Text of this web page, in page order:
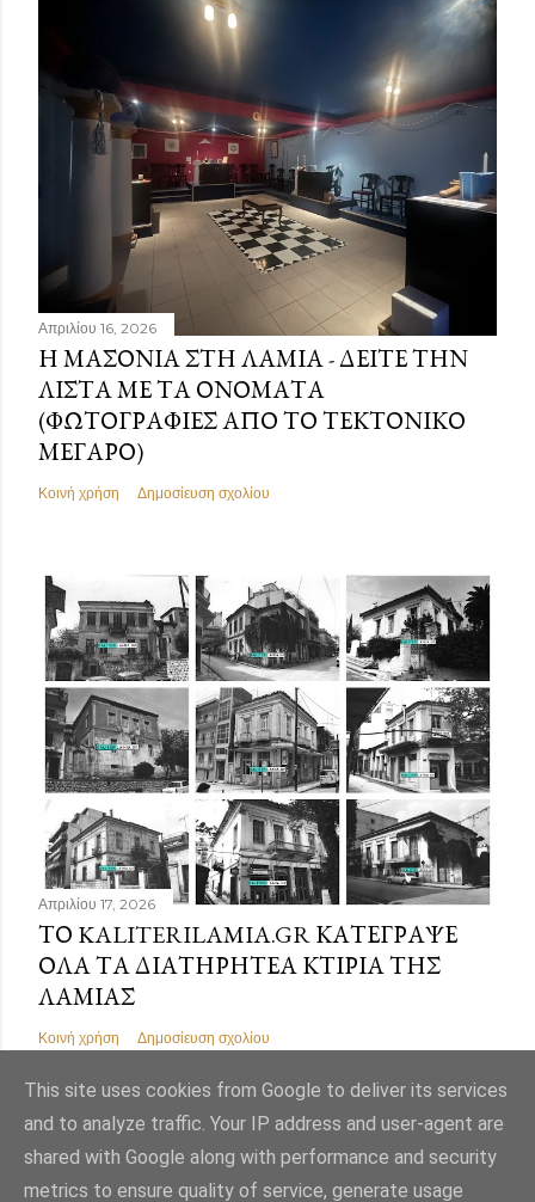
Απριλίου 16, 2026
Η ΜΑΣΟΝΊΑ ΣΤΗ ΛΑΜΊΑ - ΔΕΊΤΕ ΤΗΝ
ΛΊΣΤΑ ΜΕ ΤΑ ΟΝΌΜΑΤΑ
(ΦΩΤΟΓΡΑΦΊΕΣ ΑΠΌ ΤΟ ΤΕΚΤΟΝΙΚΌ
ΜΈΓΑΡΟ)
Κοινή χρήση Δημοσίευση σχολίου
Απριλίου 17, 2026
ΤΟ KALITERILAMIA.GR ΚΑΤΈΓΡΑΨΕ
ΌΛΑ ΤΑ ΔΙΑΤΗΡΗΤΈΑ ΚΤΊΡΙΑ ΤΗΣ
ΛΑΜΊΑΣ
Κοινή χρήση Δημοσίευση σχολίου
Από το Blogger
This site uses cookies from Google to deliver its services
and to analyze traffic. Your IP address and user-agent are
shared with Google along with performance and security
metrics to ensure quality of service, generate usage